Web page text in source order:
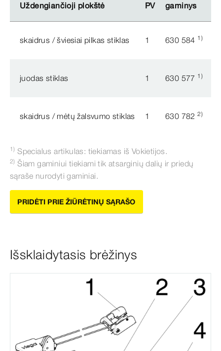
Uždengiančioji plokštė PV gaminys
Uždengiančioji plokštė PV gaminys
skaidrus / šviesiai pilkas stiklas 1 630 584 1)
juodas stiklas 1 630 577 1)
skaidrus / mėtų žalsvumo stiklas 1 630 7822)
1) Specialus artikulas: tiekiamas iš Vokietijos.
2) Šiam gaminiui tiekiami tik atsarginių dalių ir priedų
sąraše nurodyti gaminiai.
PRIDĖTI PRIE ŽIŪRĖTINŲ SĄRAŠO
Išsklaidytasis brėžinys